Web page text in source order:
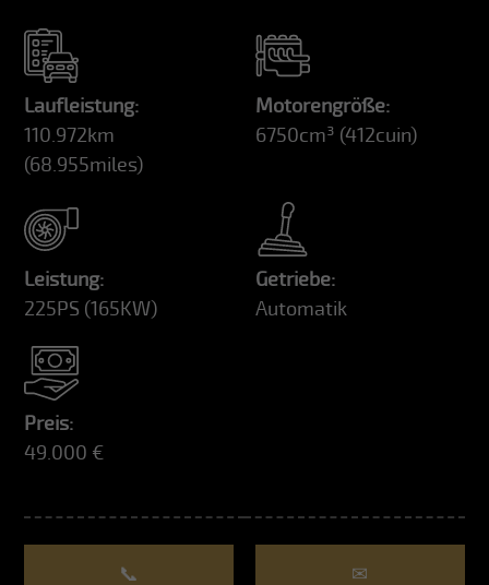
Laufleistung:
110.972km
(68.955miles)
Motorengröße:
6750cm³ (412cuin)
Leistung:
225PS (165KW)
Getriebe:
Automatik
Preis:
49.000 €
📞 ✉